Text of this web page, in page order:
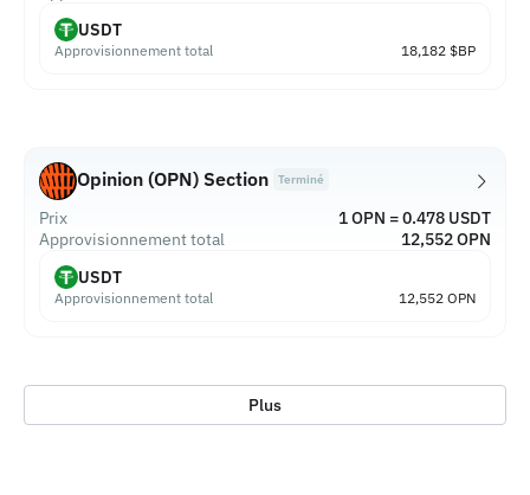
USDT
Approvisionnement total 18,182 $BP
Opinion (OPN) Section Terminé
Prix
1 OPN = 0.478 USDT
Approvisionnement total
12,552 OPN
USDT
Approvisionnement total 12,552 OPN
Plus